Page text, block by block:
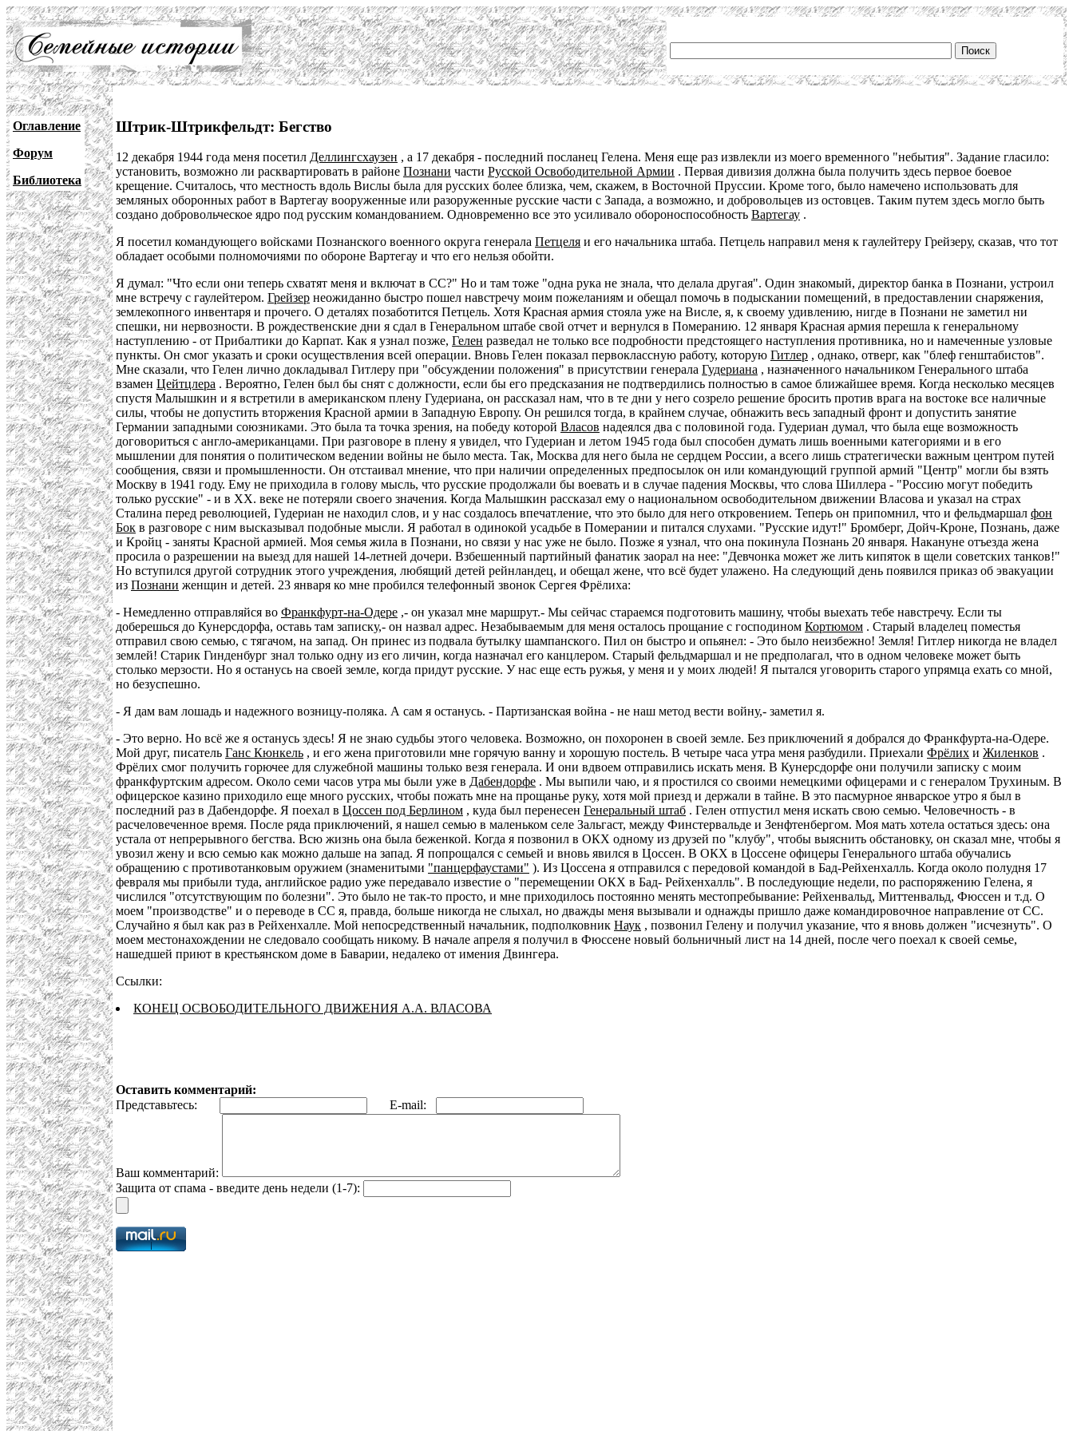
Оглавление
Форум
Библиотека
Штрик-Штрикфельдт: Бегство
12 декабря 1944 года меня посетил Деллингсхаузен , а 17 декабря - последний посланец Гелена. Меня еще раз извлекли из моего временного "небытия". Задание гласило:
установить, возможно ли расквартировать в районе Познани части Русской Освободительной Армии . Первая дивизия должна была получить здесь первое боевое
крещение. Считалось, что местность вдоль Вислы была для русских более близка, чем, скажем, в Восточной Пруссии. Кроме того, было намечено использовать для
земляных оборонных работ в Вартегау вооруженные или разоруженные русские части с Запада, а возможно, и добровольцев из остовцев. Таким путем здесь могло быть
создано добровольческое ядро под русским командованием. Одновременно все это усиливало обороноспособность Вартегау .
Я посетил командующего войсками Познанского военного округа генерала Петцеля и его начальника штаба. Петцель направил меня к гаулейтеру Грейзеру, сказав, что тот
обладает особыми полномочиями по обороне Вартегау и что его нельзя обойти.
Я думал: "Что если они теперь схватят меня и включат в СС?" Но и там тоже "одна рука не знала, что делала другая". Один знакомый, директор банка в Познани, устроил
мне встречу с гаулейтером. Грейзер неожиданно быстро пошел навстречу моим пожеланиям и обещал помочь в подыскании помещений, в предоставлении снаряжения,
землекопного инвентаря и прочего. О деталях позаботится Петцель. Хотя Красная армия стояла уже на Висле, я, к своему удивлению, нигде в Познани не заметил ни
спешки, ни нервозности. В рождественские дни я сдал в Генеральном штабе свой отчет и вернулся в Померанию. 12 января Красная армия перешла к генеральному
наступлению - от Прибалтики до Карпат. Как я узнал позже, Гелен разведал не только все подробности предстоящего наступления противника, но и намеченные узловые
пункты. Он смог указать и сроки осуществления всей операции. Вновь Гелен показал первоклассную работу, которую Гитлер , однако, отверг, как "блеф генштабистов".
Мне сказали, что Гелен лично докладывал Гитлеру при "обсуждении положения" в присутствии генерала Гудериана , назначенного начальником Генерального штаба
взамен Цейтцлера . Вероятно, Гелен был бы снят с должности, если бы его предсказания не подтвердились полностью в самое ближайшее время. Когда несколько месяцев
спустя Малышкин и я встретили в американском плену Гудериана, он рассказал нам, что в те дни у него созрело решение бросить против врага на востоке все наличные
силы, чтобы не допустить вторжения Красной армии в Западную Европу. Он решился тогда, в крайнем случае, обнажить весь западный фронт и допустить занятие
Германии западными союзниками. Это была та точка зрения, на победу которой Власов надеялся два с половиной года. Гудериан думал, что была еще возможность
договориться с англо-американцами. При разговоре в плену я увидел, что Гудериан и летом 1945 года был способен думать лишь военными категориями и в его
мышлении для понятия о политическом ведении войны не было места. Так, Москва для него была не сердцем России, а всего лишь стратегически важным центром путей
сообщения, связи и промышленности. Он отстаивал мнение, что при наличии определенных предпосылок он или командующий группой армий "Центр" могли бы взять
Москву в 1941 году. Ему не приходила в голову мысль, что русские продолжали бы воевать и в случае падения Москвы, что слова Шиллера - "Россию могут победить
только русские" - и в XX. веке не потеряли своего значения. Когда Малышкин рассказал ему о национальном освободительном движении Власова и указал на страх
Сталина перед революцией, Гудериан не находил слов, и у нас создалось впечатление, что это было для него откровением. Теперь он припомнил, что и фельдмаршал фон
Бок в разговоре с ним высказывал подобные мысли. Я работал в одинокой усадьбе в Померании и питался слухами. "Русские идут!" Бромберг, Дойч-Кроне, Познань, даже
и Кройц - заняты Красной армией. Моя семья жила в Познани, но связи у нас уже не было. Позже я узнал, что она покинула Познань 20 января. Накануне отъезда жена
просила о разрешении на выезд для нашей 14-летней дочери. Взбешенный партийный фанатик заорал на нее: "Девчонка может же лить кипяток в щели советских танков!"
Но вступился другой сотрудник этого учреждения, любящий детей рейнландец, и обещал жене, что всё будет улажено. На следующий день появился приказ об эвакуации
из Познани женщин и детей. 23 января ко мне пробился телефонный звонок Сергея Фрёлиха:
- Немедленно отправляйся во Франкфурт-на-Одере ,- он указал мне маршрут.- Мы сейчас стараемся подготовить машину, чтобы выехать тебе навстречу. Если ты
доберешься до Кунерсдорфа, оставь там записку,- он назвал адрес. Незабываемым для меня осталось прощание с господином Кортюмом . Старый владелец поместья
отправил свою семью, с тягачом, на запад. Он принес из подвала бутылку шампанского. Пил он быстро и опьянел: - Это было неизбежно! Земля! Гитлер никогда не владел
землей! Старик Гинденбург знал только одну из его личин, когда назначал его канцлером. Старый фельдмаршал и не предполагал, что в одном человеке может быть
столько мерзости. Но я останусь на своей земле, когда придут русские. У нас еще есть ружья, у меня и у моих людей! Я пытался уговорить старого упрямца ехать со мной,
но безуспешно.
- Я дам вам лошадь и надежного возницу-поляка. А сам я останусь. - Партизанская война - не наш метод вести войну,- заметил я.
- Это верно. Но всё же я останусь здесь! Я не знаю судьбы этого человека. Возможно, он похоронен в своей земле. Без приключений я добрался до Франкфурта-на-Одере.
Мой друг, писатель Ганс Кюнкель , и его жена приготовили мне горячую ванну и хорошую постель. В четыре часа утра меня разбудили. Приехали Фрёлих и Жиленков .
Фрёлих смог получить горючее для служебной машины только везя генерала. И они вдвоем отправились искать меня. В Кунерсдорфе они получили записку с моим
франкфуртским адресом. Около семи часов утра мы были уже в Дабендорфе . Мы выпили чаю, и я простился со своими немецкими офицерами и с генералом Трухиным. В
офицерское казино приходило еще много русских, чтобы пожать мне на прощанье руку, хотя мой приезд и держали в тайне. В это пасмурное январское утро я был в
последний раз в Дабендорфе. Я поехал в Цоссен под Берлином , куда был перенесен Генеральный штаб . Гелен отпустил меня искать свою семью. Человечность - в
расчеловеченное время. После ряда приключений, я нашел семью в маленьком селе Зальгаст, между Финстервальде и Зенфтенбергом. Моя мать хотела остаться здесь: она
устала от непрерывного бегства. Всю жизнь она была беженкой. Когда я позвонил в ОКХ одному из друзей по "клубу", чтобы выяснить обстановку, он сказал мне, чтобы я
увозил жену и всю семью как можно дальше на запад. Я попрощался с семьей и вновь явился в Цоссен. В ОКХ в Цоссене офицеры Генерального штаба обучались
обращению с противотанковым оружием (знаменитыми "панцерфаустами" ). Из Цоссена я отправился с передовой командой в Бад-Рейхенхалль. Когда около полудня 17
февраля мы прибыли туда, английское радио уже передавало известие о "перемещении ОКХ в Бад- Рейхенхалль". В последующие недели, по распоряжению Гелена, я
числился "отсутствующим по болезни". Это было не так-то просто, и мне приходилось постоянно менять местопребывание: Рейхенвальд, Миттенвальд, Фюссен и т.д. О
моем "производстве" и о переводе в СС я, правда, больше никогда не слыхал, но дважды меня вызывали и однажды пришло даже командировочное направление от СС.
Случайно я был как раз в Рейхенхалле. Мой непосредственный начальник, подполковник Наук , позвонил Гелену и получил указание, что я вновь должен "исчезнуть". О
моем местонахождении не следовало сообщать никому. В начале апреля я получил в Фюссене новый больничный лист на 14 дней, после чего поехал к своей семье,
нашедшей приют в крестьянском доме в Баварии, недалеко от имения Двингера.
Ссылки:
КОНЕЦ ОСВОБОДИТЕЛЬНОГО ДВИЖЕНИЯ А.А. ВЛАСОВА
Оставить комментарий:
Представьтесь:
E-mail:
Ваш комментарий:
Защита от спама - введите день недели (1-7):